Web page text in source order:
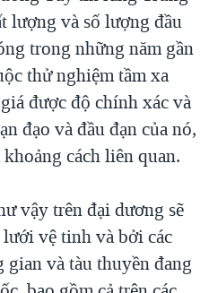
lượng và số lượng đầu
trong những năm gần
thử nghiệm tầm xa
được độ chính xác và
đạo và đầu đạn của nó,
cách liên quan.
vậy trên đại dương sẽ
vệ tinh và bởi các
và tàu thuyền đang